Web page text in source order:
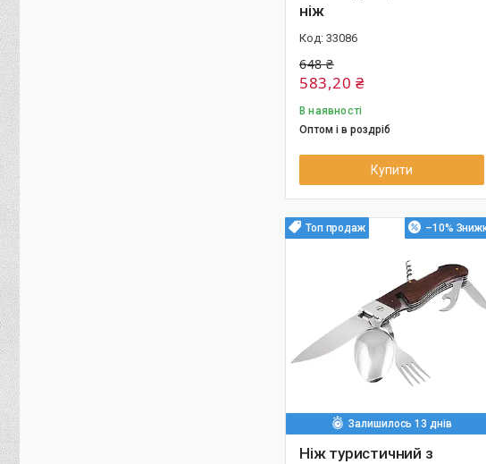
ніж
33086
648 ₴
583,20 ₴
В наявності
Оптом і в роздріб
Купити
Топ продаж –10%
Залишилось 13 днів
Ніж туристичний з